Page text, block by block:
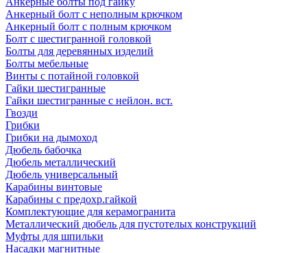
Анкерный болт с неполным крючком
Анкерный болт с полным крючком
Болт с шестигранной головкой
Болты для деревянных изделий
Болты мебельные
Винты с потайной головкой
Гайки шестигранные
Гайки шестигранные с нейлон. вст.
Гвозди
Грибки
Грибки на дымоход
Дюбель бабочка
Дюбель металлический
Дюбель универсальный
Карабины винтовые
Карабины с предохр.гайкой
Комплектующие для керамогранита
Металлический дюбель для пустотелых конструкций
Муфты для шпильки
Насадки магнитные